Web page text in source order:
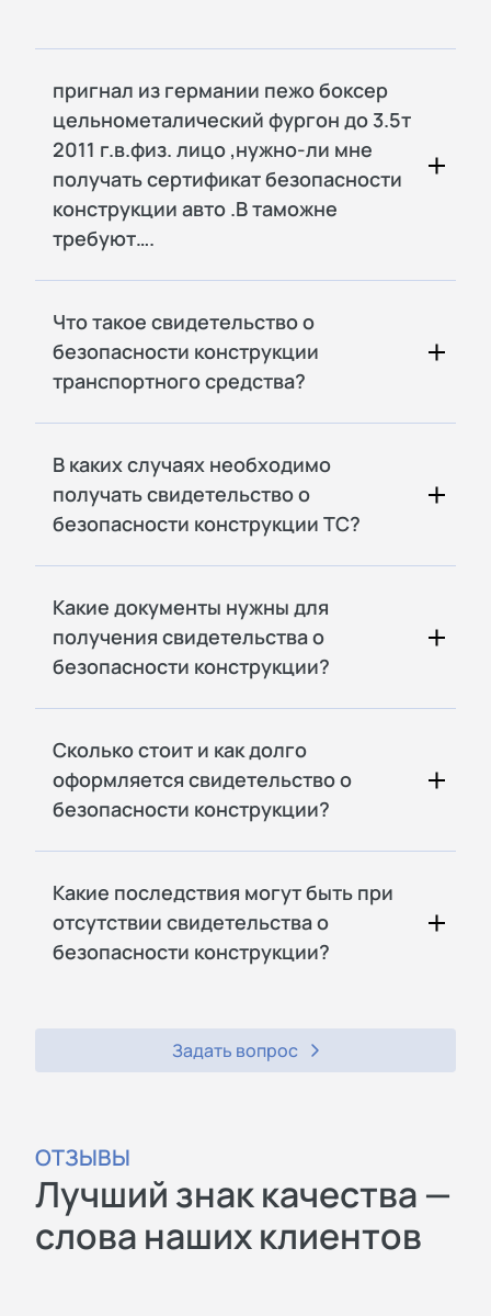
пригнал из германии пежо боксер
цельнометалический фургон до 3.5т
2011 г.в.физ. лицо ,нужно-ли мне
получать сертификат безопасности
конструкции авто .В таможне
требуют….
Что такое свидетельство о
безопасности конструкции
транспортного средства?
В каких случаях необходимо
получать свидетельство о
безопасности конструкции ТС?
Какие документы нужны для
получения свидетельства о
безопасности конструкции?
Сколько стоит и как долго
оформляется свидетельство о
безопасности конструкции?
Какие последствия могут быть при
отсутствии свидетельства о
безопасности конструкции?
Задать вопрос
ОТЗЫВЫ
Лучший знак качества —
слова наших клиентов